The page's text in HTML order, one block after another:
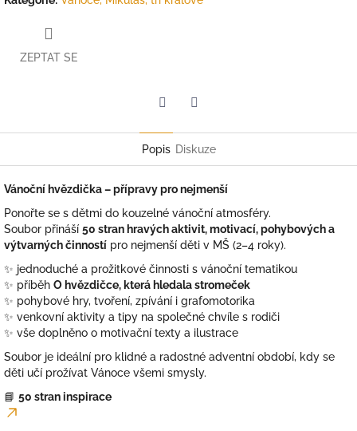
ZEPTAT SE
Popis Diskuze
Vánoční hvězdička – přípravy pro nejmenší
Ponořte se s dětmi do kouzelné vánoční atmosféry.
Soubor přináší 50 stran hravých aktivit, motivací, pohybových a
výtvarných činností pro nejmenší děti v MŠ (2–4 roky).
✨ jednoduché a prožitkové činnosti s vánoční tematikou
✨ příběh O hvězdičce, která hledala stromeček
✨ pohybové hry, tvoření, zpívání i grafomotorika
✨ venkovní aktivity a tipy na společné chvíle s rodiči
✨ vše doplněno o motivační texty a ilustrace
Soubor je ideální pro klidné a radostné adventní období, kdy se
děti učí prožívat Vánoce všemi smysly.
📘 50 stran inspirace